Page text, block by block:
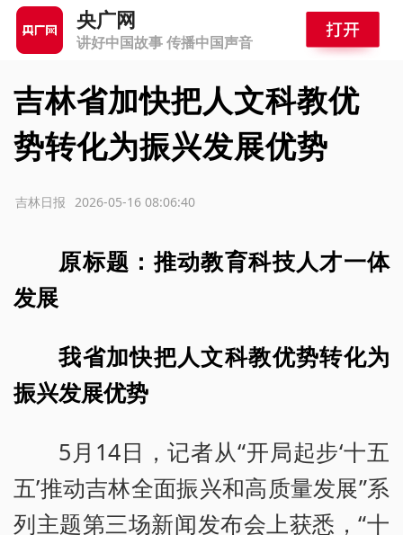
央广网
讲好中国故事 传播中国声音
吉林省加快把人文科教优
势转化为振兴发展优势
2026-05-16 08:06:40
吉林日报
原标题：推动教育科技人才一体
发展
我省加快把人文科教优势转化为
振兴发展优势
5月14日，记者从“开局起步‘十五
五’推动吉林全面振兴和高质量发展”系
列主题第三场新闻发布会上获悉，“十